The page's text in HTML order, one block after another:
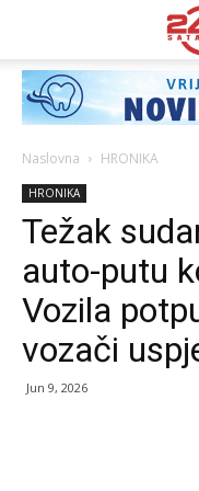
Naslovna HRONIKA
HRONIKA
Težak
auto-putu
Vozila
vozači
Jun 9, 2026